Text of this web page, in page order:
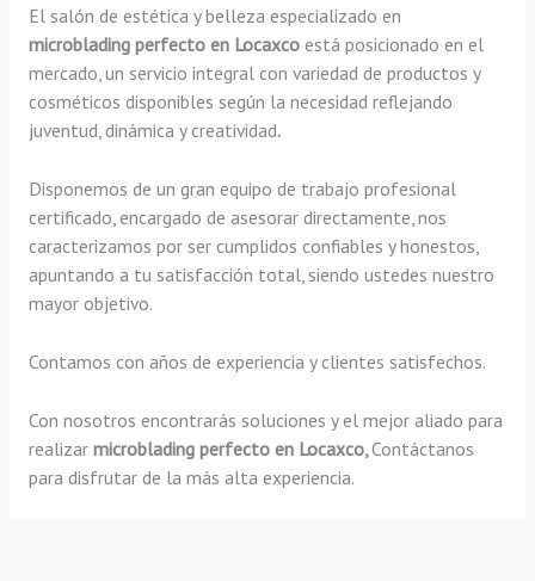
El salón de estética y belleza especializado en
microblading perfecto en Locaxcoestá posicionado en el
mercado, un servicio integral con variedad de productos y
cosméticos disponibles según la necesidad reflejando
juventud, dinámica y creatividad.
Disponemos de un gran equipo de trabajo profesional
certificado, encargado de asesorar directamente, nos
caracterizamos por ser cumplidos confiables y honestos,
apuntando a tu satisfacción total, siendo ustedes nuestro
mayor objetivo.
Contamos con años de experiencia y clientes satisfechos.
Con nosotros encontrarás soluciones y el mejor aliado para
realizar microblading perfecto en Locaxco,Contáctanos
para disfrutar de la más alta experiencia.